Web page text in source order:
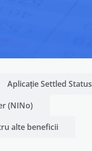
Aplicație Settled Status
(NINo)
alte beneficii